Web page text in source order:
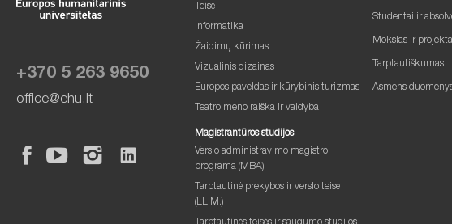
+370 5 263 9650
office@ehu.lt
Teisė
Informatika
Žaidimų kūrimas
Vizualinis dizainas
Europos paveldas ir kūrybinis turizmas
Teatro meno raiška ir vaidyba
Magistrantūros studijos
Verslo administravimo magistro
programa (MBA)
Tarptautinė prekybos ir verslo teisė
(LL.M.)
Studentai ir
Mokslas ir
Tarptautiškumas
Asmens